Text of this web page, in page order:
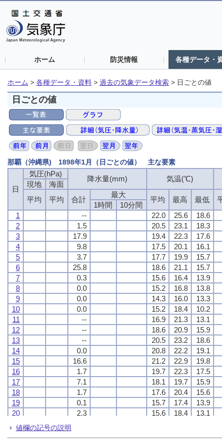
ホーム 防災情報 各種データ・
ホーム > 各種データ・資料 > 過去の気象データ検索 > 日ごとの値
日ごとの値
那覇（沖縄県) 1898年1月（日ごとの値） 主な要素
日
気圧(hPa)
降水量(mm) 気温(℃)
現地
海面
平均
平均 合計
最大
平均 最高 最低
1時間
10分間
1
-- 22.0 25.6
18.6
2
1.5 20.5 23.1
18.3
3
17.9 19.4 22.3
17.6
4
9.8 17.5 20.1
16.1
5
3.7 17.7 19.9
15.7
6
25.8 18.6 21.1
15.7
7
0.3 15.6 16.4
13.9
8
0.0 15.2 16.8
13.8
9
0.0 14.3 16.0
13.3
10
0.0 15.2 18.4
10.2
11
-- 16.9 21.3
13.1
12
-- 18.6 20.9
15.9
13
-- 20.5 23.2
18.6
14
0.0 20.8 22.2
19.1
15
16.6 21.2 22.9
19.8
16
1.7 19.7 22.3
17.5
17
7.1 18.1 19.7
15.9
18
1.7 17.6 20.4
15.6
19
0.1 15.7 17.4
13.9
20
2.3 15.6 18.4
13.1
21
22
日
気圧(hPa)
降水量(mm) 気温(℃)
現地
海面
平均
平均 合計
最大
平均 最高 最低
1時間
10分間
1
-- 22.0 25.6
18.6
2
1.5 20.5 23.1
18.3
3
17.9 19.4 22.3
17.6
4
9.8 17.5 20.1
16.1
5
3.7 17.7 19.9
15.7
6
25.8 18.6 21.1
15.7
7
0.3 15.6 16.4
13.9
8
0.0 15.2 16.8
13.8
9
0.0 14.3 16.0
13.3
10
0.0 15.2 18.4
10.2
11
-- 16.9 21.3
13.1
12
-- 18.6 20.9
15.9
13
-- 20.5 23.2
18.6
14
0.0 20.8 22.2
19.1
15
16.6 21.2 22.9
19.8
16
1.7 19.7 22.3
17.5
17
7.1 18.1 19.7
15.9
18
1.7 17.6 20.4
15.6
19
0.1 15.7 17.4
13.9
20
2.3 15.6 18.4
13.1
21
22
日
気圧(hPa)
降水量(mm) 気温(℃)
現地
海面
平均
平均 合計
最大
平均 最高 最低
1時間
10分間
1
-- 22.0 25.6
18.6
2
1.5 20.5 23.1
18.3
3
17.9 19.4 22.3
17.6
4
9.8 17.5 20.1
16.1
5
3.7 17.7 19.9
15.7
6
25.8 18.6 21.1
15.7
7
0.3 15.6 16.4
13.9
8
0.0 15.2 16.8
13.8
9
0.0 14.3 16.0
13.3
10
0.0 15.2 18.4
10.2
11
-- 16.9 21.3
13.1
12
-- 18.6 20.9
15.9
13
-- 20.5 23.2
18.6
14
0.0 20.8 22.2
19.1
15
16.6 21.2 22.9
19.8
16
1.7 19.7 22.3
17.5
17
7.1 18.1 19.7
15.9
18
1.7 17.6 20.4
15.6
19
0.1 15.7 17.4
13.9
20
2.3 15.6 18.4
13.1
21
22
日
気圧(hPa)
降水量(mm) 気温(℃)
現地
海面
平均
平均 合計
最大
平均 最高 最低
1時間
10分間
1
-- 22.0 25.6
18.6
2
1.5 20.5 23.1
18.3
3
17.9 19.4 22.3
17.6
4
9.8 17.5 20.1
16.1
5
3.7 17.7 19.9
15.7
6
25.8 18.6 21.1
15.7
7
0.3 15.6 16.4
13.9
8
0.0 15.2 16.8
13.8
9
0.0 14.3 16.0
13.3
10
0.0 15.2 18.4
10.2
11
-- 16.9 21.3
13.1
12
-- 18.6 20.9
15.9
13
-- 20.5 23.2
18.6
14
0.0 20.8 22.2
19.1
15
16.6 21.2 22.9
19.8
16
1.7 19.7 22.3
17.5
17
7.1 18.1 19.7
15.9
18
1.7 17.6 20.4
15.6
19
0.1 15.7 17.4
13.9
20
2.3 15.6 18.4
13.1
21
22
値欄の記号の説明